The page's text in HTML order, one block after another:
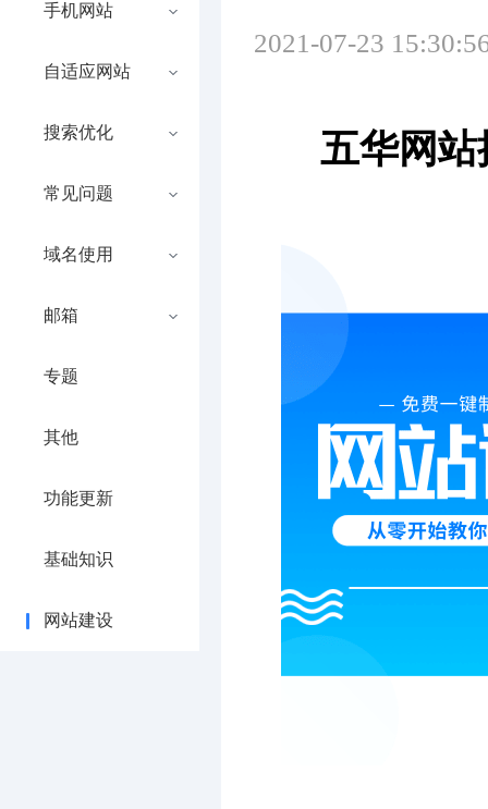
手机网站
自适应网站
搜索优化
常见问题
域名使用
邮箱
专题
其他
功能更新
基础知识
网站建设
2021-07-23
五华网站